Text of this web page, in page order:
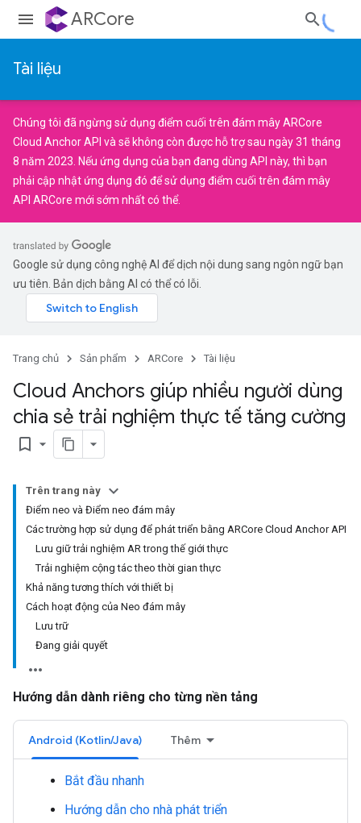
ARCore
Tài liệu
Chúng tôi đã ngừng sử dụng điểm cuối trên đám mâyARCore
Cloud Anchor API và sẽ không còn được hỗ trợ sau ngày 31 tháng
8 năm 2023. Nếu ứng dụng của bạn đang dùng API này, thì bạn
phải cập nhật ứng dụng đó để sử dụng điểm cuối trên đám mây
API ARCore mới sớm nhất có thể.
Google sử dụng công nghệ AI để dịch nội dung sang ngôn ngữ bạn
ưu tiên. Bản dịch bằng AI có thể có lỗi.
Trang chủ Sản phẩm ARCore Tài liệu
Cloud Anchors giúp nhiều người dùng
chia sẻ trải nghiệm thực tế tăng cường
bookmark_border
Trên trang này
Điểm neo và Điểm neo đám mây
Các trường hợp sử dụng để phát triển bằng ARCore Cloud Anchor API
Lưu giữ trải nghiệm AR trong thế giới thực
Trải nghiệm cộng tác theo thời gian thực
Khả năng tương thích với thiết bị
Cách hoạt động của Neo đám mây
Lưu trữ
Đang giải quyết
Hướng dẫn dành riêng cho từng nền tảng
Android (Kotlin/Java) Thêm
Bắt đầu nhanh
Hướng dẫn cho nhà phát triển